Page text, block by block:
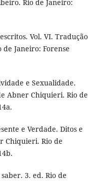
Rio de Janeiro:
escritos. Vol. VI. Tradução
de Janeiro: Forense
e Sexualidade.
Abner Chiquieri. Rio de
e Verdade. Ditos e
Chiquieri. Rio de
3. ed. Rio de